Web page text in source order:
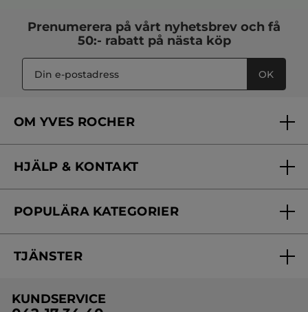
Format : Flaska
Prenumerera på vårt nyhetsbrev och få
50:- rabatt på nästa köp
OK
OM YVES ROCHER
Vårt engagemang
Skönhetstips
HJÄLP & KONTAKT
Kontakta oss
Online prislista
POPULÄRA KATEGORIER
Erbjudanden
TJÄNSTER
Onlineprislista för postorder
KUNDSERVICE